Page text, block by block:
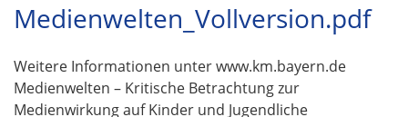
Medienwelten_Vollversion.pdf
Weitere Informationen unter www.km.bayern.de
Medienwelten – Kritische Betrachtung zur
Medienwirkung auf Kinder und Jugendliche